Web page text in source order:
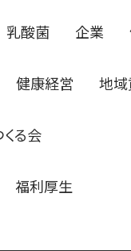
乳酸菌 企業
健康経営 地
る会
福利厚生